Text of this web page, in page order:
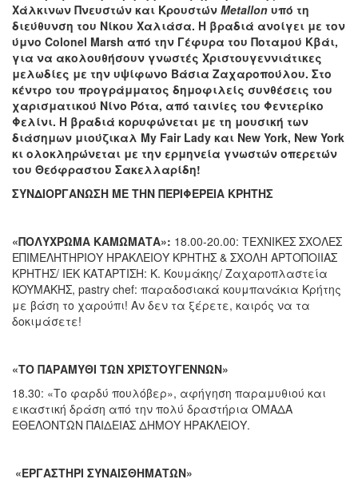
Χάλκινων Πνευστών και Κρουστών Metallon υπό τη
διεύθυνση του Νίκου Χαλιάσα. Η βραδιά ανοίγει με τον
ύμνο Colonel Marsh από την Γέφυρα του Ποταμού Κβάι,
για να ακολουθήσουν γνωστές Χριστουγεννιάτικες
μελωδίες με την υψίφωνο Βάσια Ζαχαροπούλου. Στο
κέντρο του προγράμματος δημοφιλείς συνθέσεις του
χαρισματικού Νίνο Ρότα, από ταινίες του Φεντερίκο
Φελίνι. Η βραδιά κορυφώνεται με τη μουσική των
διάσημων μιούζικαλ My Fair Lady και New York, New York
κι ολοκληρώνεται με την ερμηνεία γνωστών οπερετών
του Θεόφραστου Σακελλαρίδη!
ΣΥΝΔΙΟΡΓΑΝΩΣΗ ΜΕ ΤΗΝ ΠΕΡΙΦΕΡΕΙΑ ΚΡΗΤΗΣ
«ΠΟΛΥΧΡΩΜΑ ΚΑΜΩΜΑΤΑ»: 18.00-20.00: ΤΕΧΝΙΚΕΣ ΣΧΟΛΕΣ
ΕΠΙΜΕΛΗΤΗΡΙΟΥ ΗΡΑΚΛΕΙΟΥ ΚΡΗΤΗΣ & ΣΧΟΛΗ ΑΡΤΟΠΟΙΙΑΣ
ΚΡΗΤΗΣ/ ΙΕΚ ΚΑΤΑΡΤΙΣΗ: Κ. Κουμάκης/ Ζαχαροπλαστεία
KOYMAKHΣ, pastry chef: παραδοσιακά κουμπανάκια Κρήτης
με βάση το χαρούπι! Αν δεν τα ξέρετε, καιρός να τα
δοκιμάσετε!
«ΤΟ ΠΑΡΑΜΥΘΙ ΤΩΝ ΧΡΙΣΤΟΥΓΕΝΝΩΝ»
18.30: «Το φαρδύ πουλόβερ», αφήγηση παραμυθιού και
εικαστική δράση από την πολύ δραστήρια ΟΜΑΔΑ
ΕΘΕΛΟΝΤΩΝ ΠΑΙΔΕΙΑΣ ΔΗΜΟΥ ΗΡΑΚΛΕΙΟΥ.
«ΕΡΓΑΣΤΗΡΙ ΣΥΝΑΙΣΘΗΜΑΤΩΝ»